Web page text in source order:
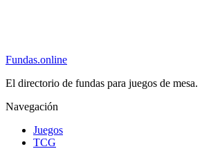
Fundas.online
El directorio de fundas para juegos de mesa.
Navegación
Juegos
TCG